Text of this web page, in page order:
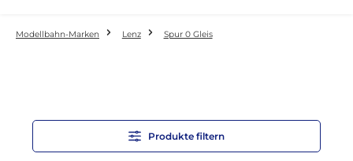
Modellbahn-Marken Lenz Spur 0 Gleis
Produkte filtern